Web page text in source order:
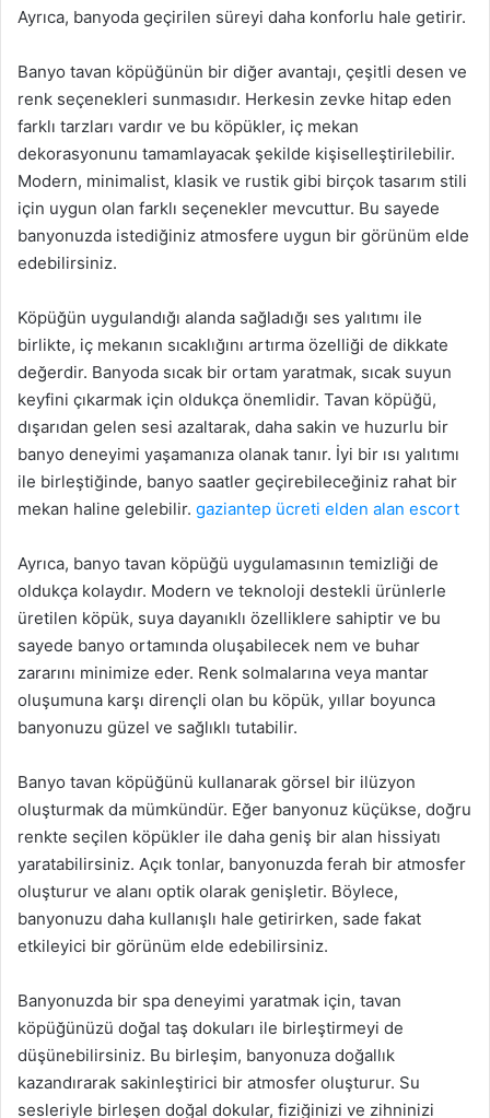
Ayrıca, banyoda geçirilen süreyi daha konforlu hale getirir.
Banyo tavan köpüğünün bir diğer avantajı, çeşitli desen ve
renk seçenekleri sunmasıdır. Herkesin zevke hitap eden
farklı tarzları vardır ve bu köpükler, iç mekan
dekorasyonunu tamamlayacak şekilde kişiselleştirilebilir.
Modern, minimalist, klasik ve rustik gibi birçok tasarım stili
için uygun olan farklı seçenekler mevcuttur. Bu sayede
banyonuzda istediğiniz atmosfere uygun bir görünüm elde
edebilirsiniz.
Köpüğün uygulandığı alanda sağladığı ses yalıtımı ile
birlikte, iç mekanın sıcaklığını artırma özelliği de dikkate
değerdir. Banyoda sıcak bir ortam yaratmak, sıcak suyun
keyfini çıkarmak için oldukça önemlidir. Tavan köpüğü,
dışarıdan gelen sesi azaltarak, daha sakin ve huzurlu bir
banyo deneyimi yaşamanıza olanak tanır. İyi bir ısı yalıtımı
ile birleştiğinde, banyo saatler geçirebileceğiniz rahat bir
mekan haline gelebilir. gaziantep ücreti elden alan escort
Ayrıca, banyo tavan köpüğü uygulamasının temizliği de
oldukça kolaydır. Modern ve teknoloji destekli ürünlerle
üretilen köpük, suya dayanıklı özelliklere sahiptir ve bu
sayede banyo ortamında oluşabilecek nem ve buhar
zararını minimize eder. Renk solmalarına veya mantar
oluşumuna karşı dirençli olan bu köpük, yıllar boyunca
banyonuzu güzel ve sağlıklı tutabilir.
Banyo tavan köpüğünü kullanarak görsel bir ilüzyon
oluşturmak da mümkündür. Eğer banyonuz küçükse, doğru
renkte seçilen köpükler ile daha geniş bir alan hissiyatı
yaratabilirsiniz. Açık tonlar, banyonuzda ferah bir atmosfer
oluşturur ve alanı optik olarak genişletir. Böylece,
banyonuzu daha kullanışlı hale getirirken, sade fakat
etkileyici bir görünüm elde edebilirsiniz.
Banyonuzda bir spa deneyimi yaratmak için, tavan
köpüğünüzü doğal taş dokuları ile birleştirmeyi de
düşünebilirsiniz. Bu birleşim, banyonuza doğallık
kazandırarak sakinleştirici bir atmosfer oluşturur. Su
sesleriyle birleşen doğal dokular, fiziğinizi ve zihninizi